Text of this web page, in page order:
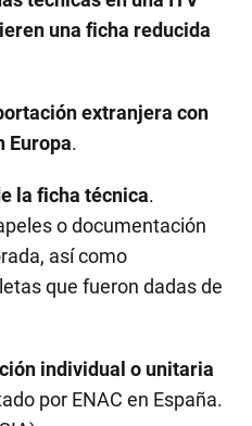
una ficha reducida
extranjera con
Europa.
la ficha técnica.
o documentación
así como
que fueron dadas de
individual o unitaria
por ENAC en España.